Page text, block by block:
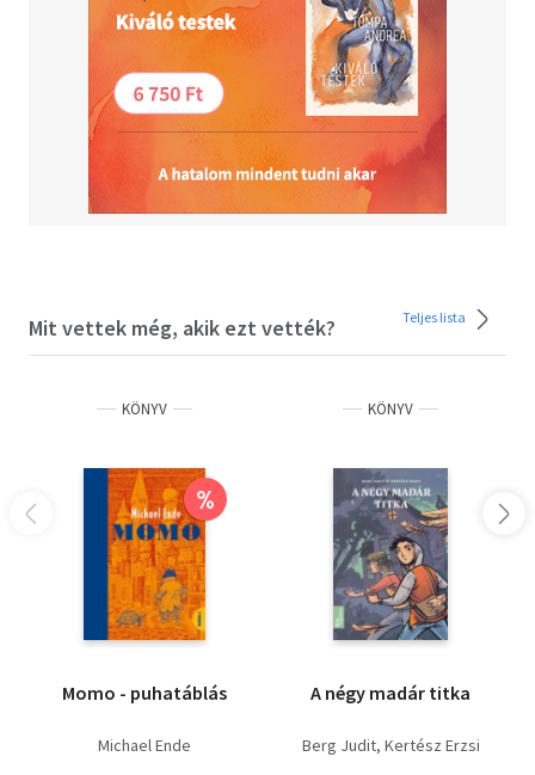
Mit vettek még, akik ezt vették? Teljes lista
KÖNYV
%
Momo - puhatáblás
Michael Ende
KÖNYV
A négy madár titka
Berg Judit Kertész Erzsi